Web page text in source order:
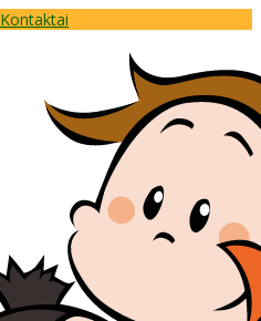
Kontaktai